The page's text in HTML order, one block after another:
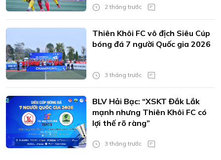
2 tháng trước
Thiên Khôi FC vô địch Siêu Cúp
bóng đá 7 người Quốc gia 2026
3 tháng trước
BLV Hải Bạc: “XSKT Đắk Lắk
mạnh nhưng Thiên Khôi FC có
lợi thế rõ ràng”
3 tháng trước